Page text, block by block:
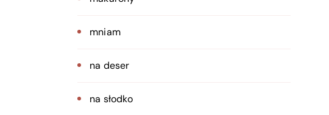
mniam
na deser
na słodko